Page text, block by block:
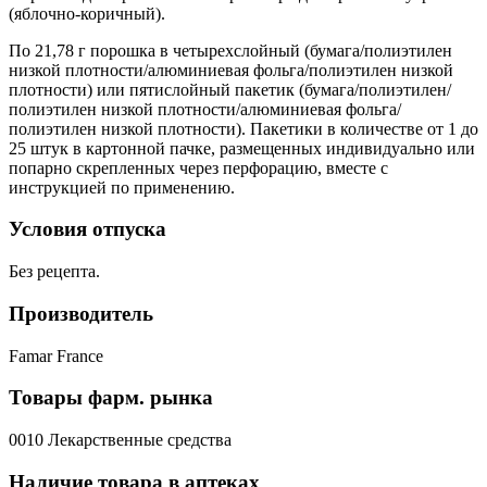
(яблочно-коричный).
По 21,78 г порошка в четырехслойный (бумага/полиэтилен
низкой плотности/алюминиевая фольга/полиэтилен низкой
плотности) или пятислойный пакетик (бумага/полиэтилен/
полиэтилен низкой плотности/алюминиевая фольга/
полиэтилен низкой плотности). Пакетики в количестве от 1 до
25 штук в картонной пачке, размещенных индивидуально или
попарно скрепленных через перфорацию, вместе с
инструкцией по применению.
Условия отпуска
Без рецепта.
Производитель
Famar France
Товары фарм. рынка
0010 Лекарственные средства
Наличие товара в аптеках